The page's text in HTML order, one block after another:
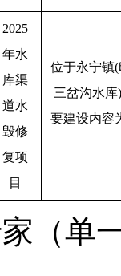
2025
年水
库渠
道水
毁修
复项
目
位于永宁镇
三岔沟水
要建设内容
（单